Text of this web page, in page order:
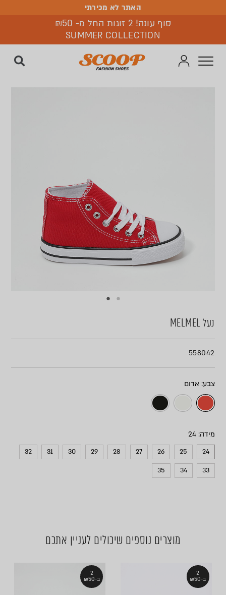
האתר לא מכירתי
האתר לא מכירתי
סוף עונה! 2 זוגות החל מ- ₪50
SUMMER COLLECTION
נעל MELMEL
558042
צבע
מידה
24
25
26
27
28
29
30
31
32
33
34
35
מוצרים נוספים שיכולים לעניין אתכם
2
ב-₪50
2
ב-₪50